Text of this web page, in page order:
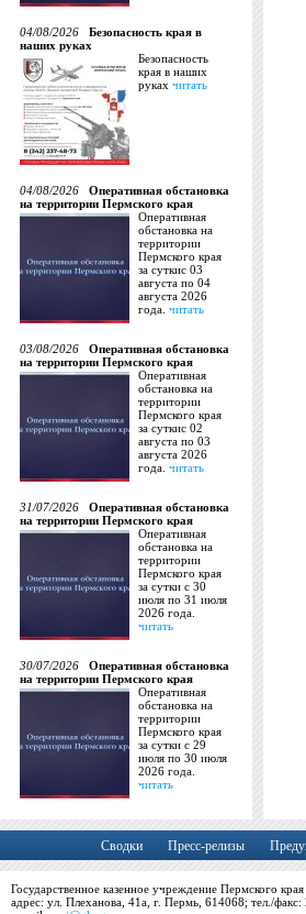
04/08/2026
Безопасность края в
наших руках
Безопасность
края в наших
руках читать
04/08/2026
Оперативная обстановка
на территории Пермского края
Оперативная
обстановка на
территории
Пермского края
за суткис 03
августа по 04
августа 2026
года. читать
03/08/2026
Оперативная обстановка
на территории Пермского края
Оперативная
обстановка на
территории
Пермского края
за суткис 02
августа по 03
августа 2026
года. читать
31/07/2026
Оперативная обстановка
на территории Пермского края
Оперативная
обстановка на
территории
Пермского края
за сутки с 30
июля по 31 июля
2026 года.
читать
30/07/2026
Оперативная обстановка
на территории Пермского края
Оперативная
обстановка на
территории
Пермского края
за сутки с 29
июля по 30 июля
2026 года.
читать
Сводки Пресс-релизы
Государственное казенное учреждение Пермского
адрес: ул. Плеханова, 41а, г. Пермь, 614068; тел./факс: